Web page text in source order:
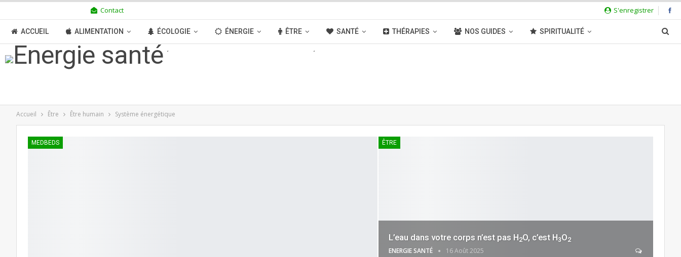
S'enregistrer
Contact
ACCUEIL ALIMENTATION ÉCOLOGIE ÉNERGIE ÊTRE SANTÉ THÉRAPIES NOS GUIDES SPIRITUALITÉ
TRANSITION BOUTIQUE MÉDIAS
Accueil Être Être humain Système énergétique
MEDBEDS ÊTRE
L’eau dans votre corps n’est pas H2O, c’est H3O2
ENERGIE SANTÉ 16 Août 2025